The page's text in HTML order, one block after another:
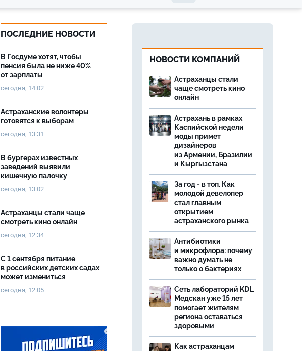
ПОСЛЕДНИЕ НОВОСТИ
В Госдуме хотят, чтобы
пенсия была не ниже 40%
от зарплаты
сегодня, 14:02
Астраханские волонтеры
готовятся к выборам
сегодня, 13:31
В бургерах известных
заведений выявили
кишечную палочку
сегодня, 13:02
Астраханцы стали чаще
смотреть кино онлайн
сегодня, 12:34
С 1 сентября питание
в российских детских садах
может измениться
сегодня, 12:05
НОВОСТИ КОМПАНИЙ
Астраханцы стали
чаще смотреть кино
онлайн
Астрахань в рамках
Каспийской недели
моды примет
дизайнеров
из Армении, Бразилии
и Кыргызстана
За год - в топ. Как
молодой девелопер
стал главным
открытием
астраханского рынка
Антибиотики
и микрофлора: почему
важно думать не
только о бактериях
Сеть лабораторий KDL
Медскан уже 15 лет
помогает жителям
региона оставаться
здоровыми
Как астраханцам